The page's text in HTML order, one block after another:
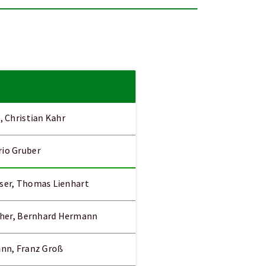
Christian Kahr
Gruber
Thomas Lienhart
Bernhard Hermann
Franz Groß